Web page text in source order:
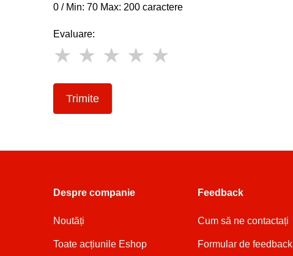
0 / Min: 70 Max: 200 caractere
Evaluare:
Trimite
Despre companie
Noutăți
Toate acțiunile Eshop
Feedback
Cum să ne contactați
Formular de feedback